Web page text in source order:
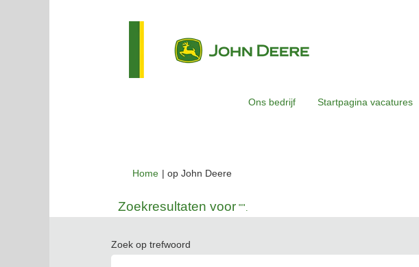
Ons bedrijf Startpagina vacatures
Home | op John Deere(huidige
Zoekresultaten voor "".
Zoek op trefwoord